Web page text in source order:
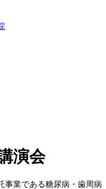
演会
事業である糖尿病・歯周病